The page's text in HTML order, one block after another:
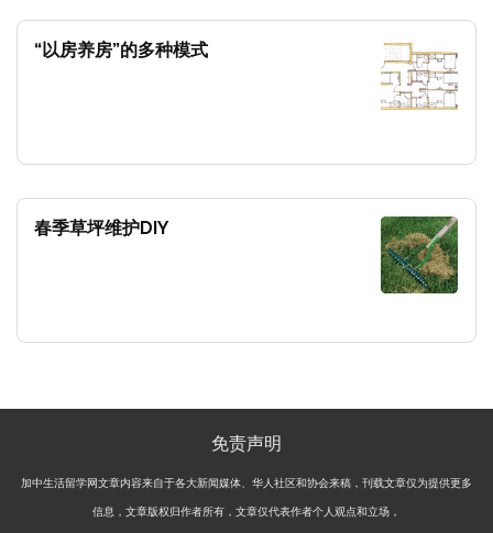
“以房养房”的多种模式
春季草坪维护DIY
免责声明
加中生活留学网文章内容来自于各大新闻媒体、华人社区和协会来稿，刊载文章仅为提供更多
信息，文章版权归作者所有，文章仅代表作者个人观点和立场，